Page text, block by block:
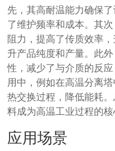
先，其高耐温能力确保
了维护频率和成本。其
阻力，提高了传质效率
升产品纯度和产量。此
性，减少了与介质的反
用中，例如在高温分离
热交换过程，降低能耗
料成为高温工业过程的
应用场景